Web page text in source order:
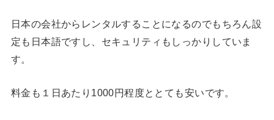
日本の会社からレンタルすることになるのでもちろん設
定も日本語ですし、セキュリティもしっかりしていま
す。
料金も１日あたり1000円程度ととても安いです。